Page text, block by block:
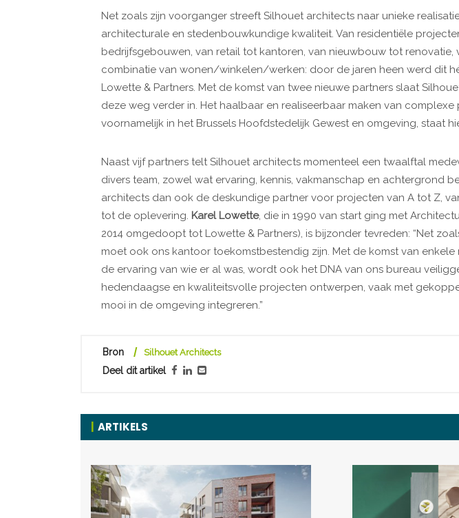
Net zoals zijn voorganger streeft Silhouet architects naar unieke
architecturale en stedenbouwkundige kwaliteit. Van residentiële
bedrijfsgebouwen, van retail tot kantoren, van nieuwbouw tot renovatie,
combinatie van wonen/winkelen/werken: door de jaren heen werd dit
Lowette & Partners. Met de komst van twee nieuwe partners slaat
deze weg verder in. Het haalbaar en realiseerbaar maken van complexe
voornamelijk in het Brussels Hoofdstedelijk Gewest en omgeving, staat
Naast vijf partners telt Silhouet architects momenteel een twaalftal
divers team, zowel wat ervaring, kennis, vakmanschap en achtergrond
architects dan ook de deskundige partner voor projecten van A tot Z,
tot de oplevering. Karel Lowette, die in 1990 van start ging met
2014 omgedoopt tot Lowette & Partners), is bijzonder tevreden: “Net
moet ook ons kantoor toekomstbestendig zijn. Met de komst van enkele
de ervaring van wie er al was, wordt ook het DNA van ons bureau
hedendaagse en kwaliteitsvolle projecten ontwerpen, vaak met
mooi in de omgeving integreren.”
Bron Silhouet Architects
Deel dit artikel
ARTIKELS